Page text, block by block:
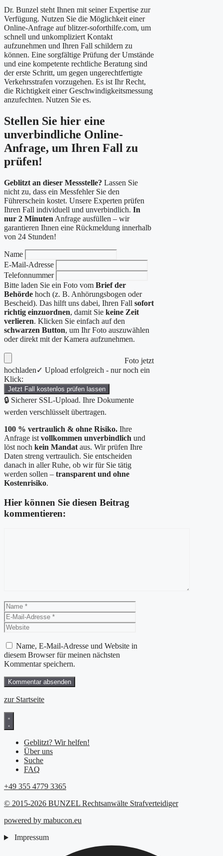
Dr. Bunzel steht Ihnen mit seiner Expertise zur
Verfügung. Nutzen Sie die Möglichkeit einer
Online-Anfrage auf blitzer-soforthilfe.com, um
schnell und unkompliziert Kontakt
aufzunehmen und Ihren Fall schildern zu
können. Eine sorgfältige Prüfung der Umstände
und eine kompetente rechtliche Beratung sind
der erste Schritt, um gegen ungerechtfertigte
Verkehrsstrafen vorzugehen. Es ist Ihr Recht,
die Richtigkeit einer Geschwindigkeitsmessung
anzufechten. Nutzen Sie es.
Stellen Sie hier eine
unverbindliche Online-
Anfrage, um Ihren Fall zu
prüfen!
Geblitzt an dieser Messstelle? Lassen Sie
nicht zu, dass ein Messfehler Sie den
Führerschein kostet. Unsere Experten prüfen
Ihren Fall individuell und unverbindlich. In
nur 2 Minuten Anfrage ausfüllen – wir
garantieren Ihnen eine Rückmeldung innerhalb
von 24 Stunden!
Name
E-Mail-Adresse
Telefonnummer
Bitte laden Sie ein Foto vom Brief der
Behörde hoch (z. B. Anhörungsbogen oder
Bescheid). Das hilft uns dabei, Ihren Fall sofort
richtig einzuordnen, damit Sie keine Zeit
verlieren. Klicken Sie einfach auf den
schwarzen Button, um Ihr Foto auszuwählen
oder direkt mit der Kamera aufzunehmen.
Foto jetzt
hochladen✓ Upload erfolgreich - nur noch ein
Klick:
Jetzt Fall kostenlos prüfen lassen
🔒 Sicherer SSL-Upload. Ihre Dokumente
werden verschlüsselt übertragen.
100 % vertraulich & ohne Risiko. Ihre
Anfrage ist vollkommen unverbindlich und
löst noch kein Mandat aus. Wir prüfen Ihre
Daten streng vertraulich. Sie entscheiden
danach in aller Ruhe, ob wir für Sie tätig
werden sollen – transparent und ohne
Kostenrisiko.
Hier können Sie diesen Beitrag
kommentieren:
Name
Mail-
Adresse
Name, E-Mail-Adresse und Website in
diesem Browser für meinen nächsten
Kommentar speichern.
zur Startseite
Geblitzt? Wir helfen!
Über uns
Suche
FAQ
+49 355 4779 3365
© 2015-2026 BUNZEL Rechtsanwälte Strafverteidiger
powered by mabucon.eu
Impressum